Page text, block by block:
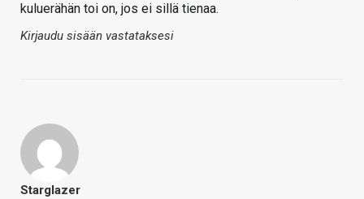
kuluerähän toi on, jos ei sillä tienaa.
Kirjaudu sisään vastataksesi
Starglazer